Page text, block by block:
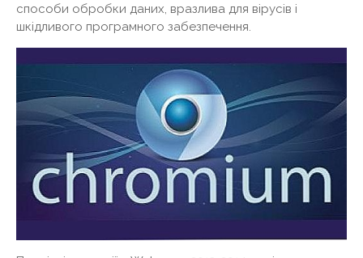
способи обробки даних, вразлива для вірусів і
шкідливого програмного забезпечення.